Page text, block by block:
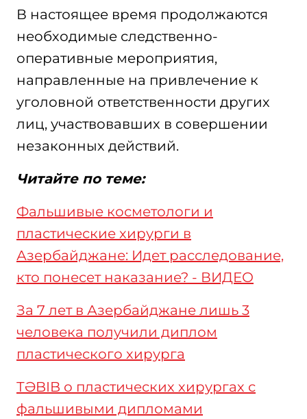
В настоящее время продолжаются
необходимые следственно-
оперативные мероприятия,
направленные на привлечение к
уголовной ответственности других
лиц, участвовавших в совершении
незаконных действий.
Читайте по теме:
Фальшивые косметологи и
пластические хирурги в
Азербайджане: Идет расследование,
кто понесет наказание? - ВИДЕО
За 7 лет в Азербайджане лишь 3
человека получили диплом
пластического хирурга
ТӘBIB о пластических хирургах с
фальшивыми дипломами